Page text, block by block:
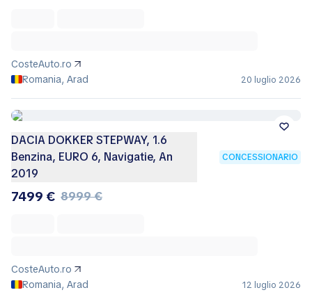
CosteAuto.ro
Romania, Arad
20 luglio 2026
DACIA DOKKER STEPWAY, 1.6
Benzina, EURO 6, Navigatie, An
2019
CONCESSIONARIO
7499 € 8999 €
CosteAuto.ro
Romania, Arad
12 luglio 2026